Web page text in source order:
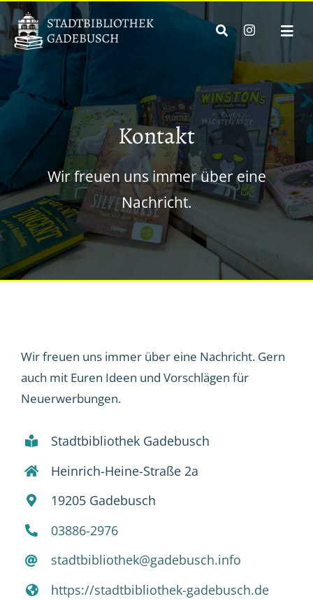
Zum
Inhalt
springen
(öffnet
Tab)
News
Angebot
Über Uns
Onleihe
Filmfriend
Galerie
Kontakt
Wir freuen uns immer über eine
Nachricht.
Wir freuen uns immer über eine Nachricht. Gern
auch mit Euren Ideen und Vorschlägen für
Neuerwerbungen.
Stadtbibliothek Gadebusch
Heinrich-Heine-Straße 2a
19205 Gadebusch
03886-2976
stadtbibliothek@gadebusch.info
https://stadtbibliothek-gadebusch.de